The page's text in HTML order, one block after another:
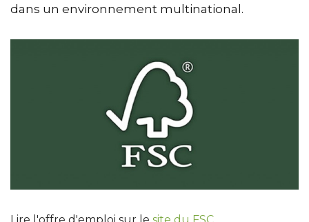
dans un environnement multinational.